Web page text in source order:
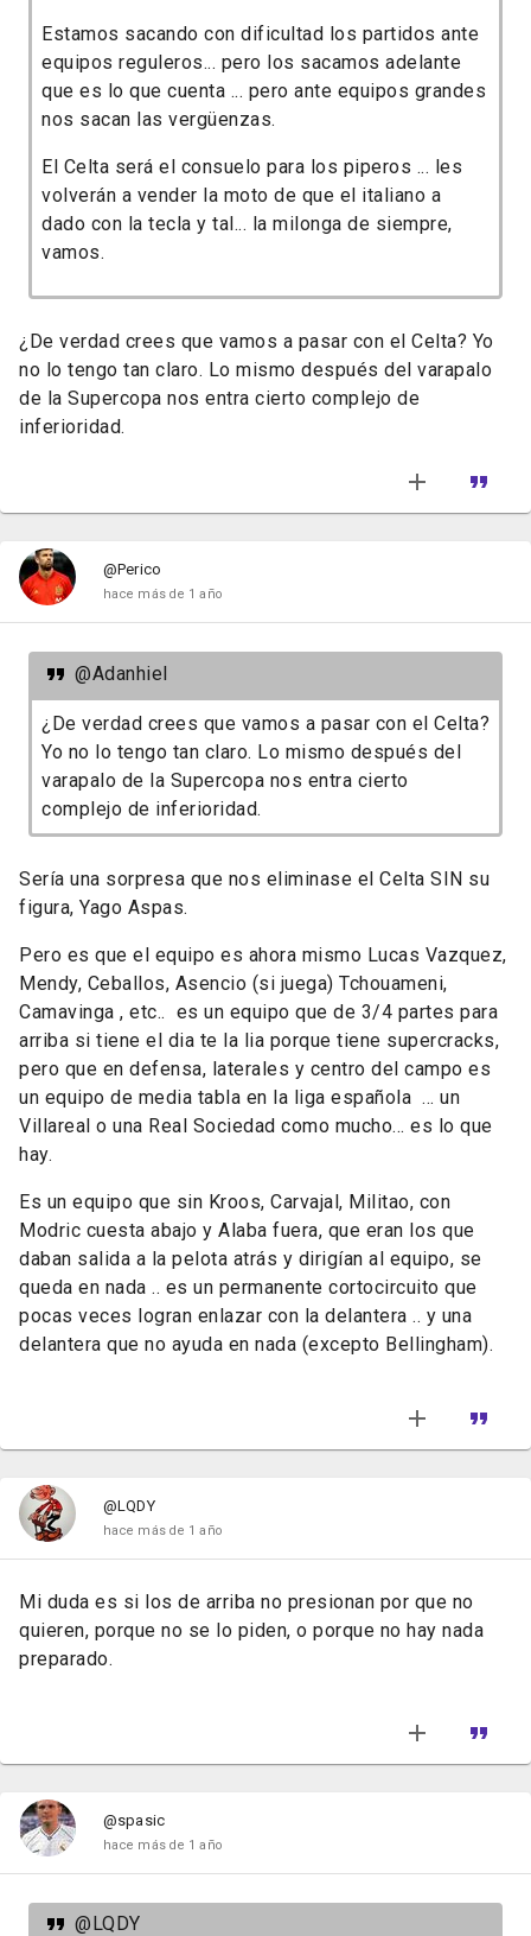
Estamos sacando con dificultad los partidos ante
equipos reguleros... pero los sacamos adelante
que es lo que cuenta ... pero ante equipos grandes
nos sacan las vergüenzas.
El Celta será el consuelo para los piperos ... les
volverán a vender la moto de que el italiano a
dado con la tecla y tal... la milonga de siempre,
vamos.
¿De verdad crees que vamos a pasar con el Celta? Yo
no lo tengo tan claro. Lo mismo después del varapalo
de la Supercopa nos entra cierto complejo de
inferioridad.
@Perico
hace más de 1 año
@Adanhiel
¿De verdad crees que vamos a pasar con el Celta?
Yo no lo tengo tan claro. Lo mismo después del
varapalo de la Supercopa nos entra cierto
complejo de inferioridad.
Sería una sorpresa que nos eliminase el Celta SIN su
figura, Yago Aspas.
Pero es que el equipo es ahora mismo Lucas Vazquez,
Mendy, Ceballos, Asencio (si juega) Tchouameni,
Camavinga , etc.. es un equipo que de 3/4 partes para
arriba si tiene el dia te la lia porque tiene supercracks,
pero que en defensa, laterales y centro del campo es
un equipo de media tabla en la liga española ... un
Villareal o una Real Sociedad como mucho... es lo que
hay.
Es un equipo que sin Kroos, Carvajal, Militao, con
Modric cuesta abajo y Alaba fuera, que eran los que
daban salida a la pelota atrás y dirigían al equipo, se
queda en nada .. es un permanente cortocircuito que
pocas veces logran enlazar con la delantera .. y una
delantera que no ayuda en nada (excepto Bellingham).
@LQDY
hace más de 1 año
Mi duda es si los de arriba no presionan por que no
quieren, porque no se lo piden, o porque no hay nada
preparado.
@spasic
hace más de 1 año
@LQDY